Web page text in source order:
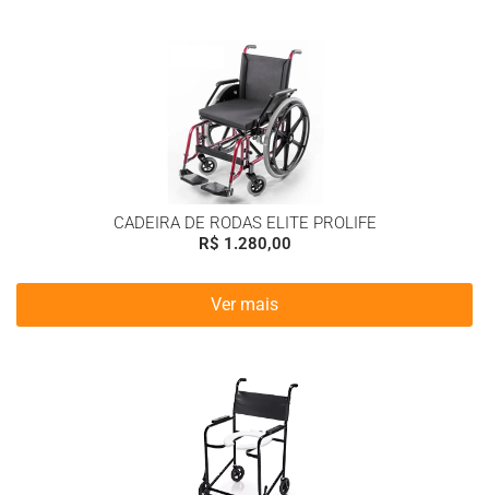
CADEIRA DE RODAS ELITE PROLIFE
R$ 1.280,00
Ver mais